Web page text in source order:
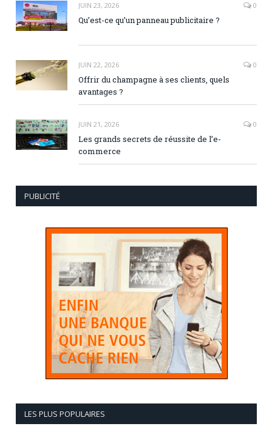
JUIN 23, 2026 0
Qu’est-ce qu’un panneau publicitaire ?
JUIN 22, 2026 0
Offrir du champagne à ses clients, quels
avantages ?
JUIN 21, 2026 0
Les grands secrets de réussite de l’e-
commerce
PUBLICITÉ
LES PLUS POPULAIRES